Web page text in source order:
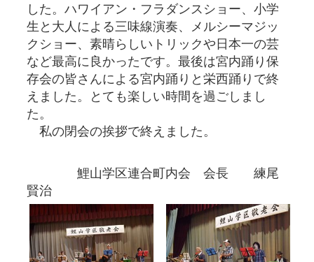
した。ハワイアン・フラダンスショー、小学
生と大人による三味線演奏、メルシーマジッ
クショー、素晴らしいトリックや日本一の芸
など最高に良かったです。最後は宮内踊り保
存会の皆さんによる宮内踊りと栄西踊りで終
えました。とても楽しい時間を過ごしまし
た。
私の閉会の挨拶で終えました。
鯉山学区連合町内会 会長 練尾
賢治